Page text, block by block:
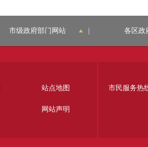
市级政府部门网站 各区政
站点地图
网站声明
市民服务热